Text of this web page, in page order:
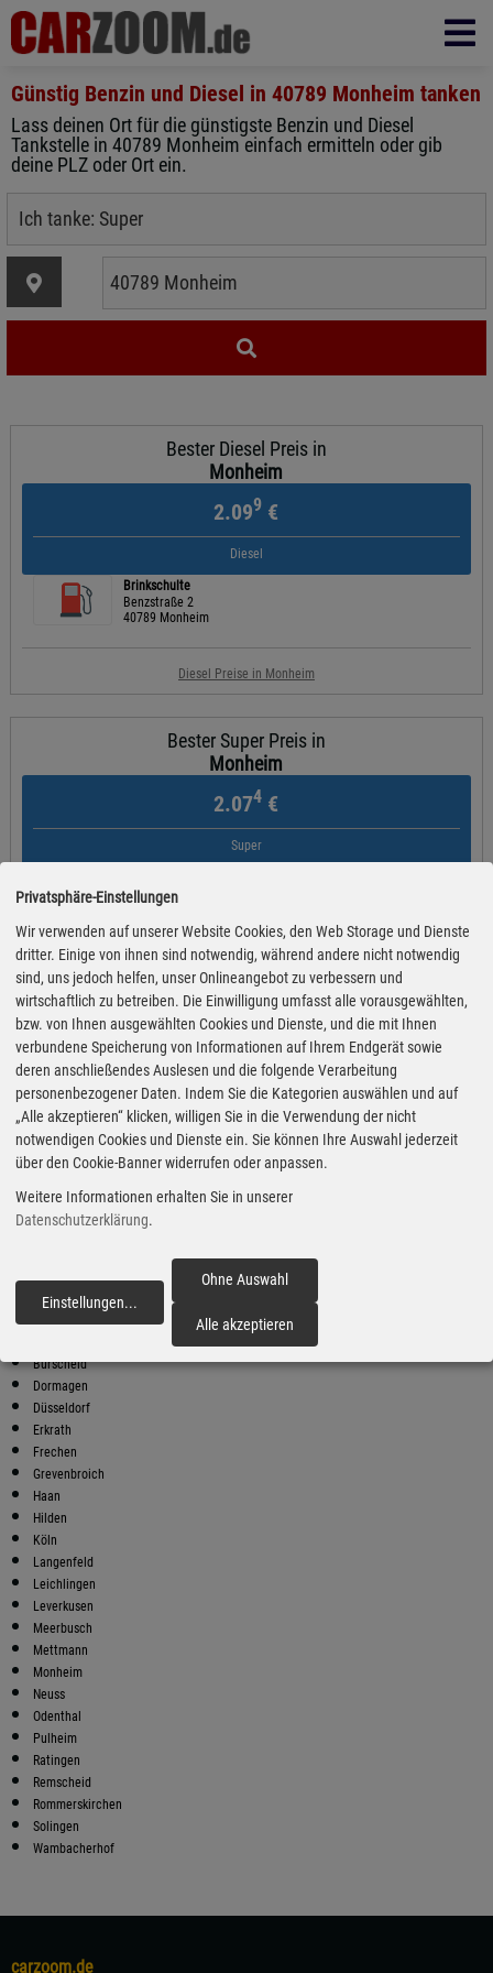
Günstig Benzin und Diesel in 40789 Monheim tanken
Lass deinen Ort für die günstigste Benzin und Diesel
Tankstelle in 40789 Monheim einfach ermitteln oder gib
deine PLZ oder Ort ein.
Bester Diesel Preis in
Monheim
2.099 €
Diesel
Brinkschulte
Benzstraße 2
40789 Monheim
Diesel Preise in Monheim
Bester Super Preis in
Monheim
2.074 €
Super
Hitdorfer Str. 107
51371 Leverkusen
Super Preise in Monheim
Bester Super E10 Preis in
Monheim
2.014€
Super E10
Brinkschulte Hitdorf
51371 Leverkusen
Super E10 Preise in Monheim
Preiswerter tanken - finden Sie die günstigsten Benzin und Diesel
Preise in Ihrer Stadt
Burscheid
Dormagen
Düsseldorf
Erkrath
Frechen
Grevenbroich
Haan
Hilden
Köln
Langenfeld
Leichlingen
Leverkusen
Meerbusch
Mettmann
Monheim
Neuss
Odenthal
Pulheim
Ratingen
Remscheid
Rommerskirchen
Solingen
Wambacherhof
carzoom.de
Privatsphäre-Einstellungen
Wir verwenden auf unserer Website Cookies, den Web Storage und Dienste
dritter. Einige von ihnen sind notwendig, während andere nicht notwendig
sind, uns jedoch helfen, unser Onlineangebot zu verbessern und
wirtschaftlich zu betreiben. Die Einwilligung umfasst alle vorausgewählten,
bzw. von Ihnen ausgewählten Cookies und Dienste, und die mit Ihnen
verbundene Speicherung von Informationen auf Ihrem Endgerät sowie
deren anschließendes Auslesen und die folgende Verarbeitung
personenbezogener Daten. Indem Sie die Kategorien auswählen und auf
„Alle akzeptieren“ klicken, willigen Sie in die Verwendung der nicht
notwendigen Cookies und Dienste ein. Sie können Ihre Auswahl jederzeit
über den Cookie-Banner widerrufen oder anpassen.
Weitere Informationen erhalten Sie in unserer
Datenschutzerklärung.
Einstellungen...
Ohne Auswahl
Alle akzeptieren